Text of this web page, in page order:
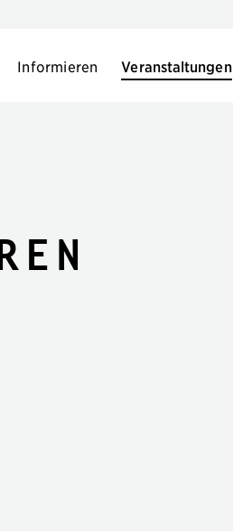
Informieren Veranstaltungen